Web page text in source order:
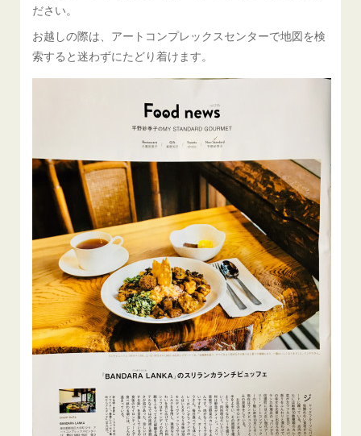
ださい。
お越しの際は、アートコンプレックスセンターで地図を検
索すると迷わずにたどり着けます。